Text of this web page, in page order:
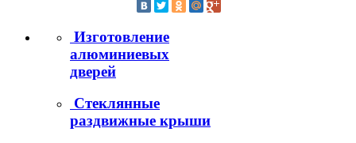
Изготовление
алюминиевых
дверей
Стеклянные
раздвижные крыши